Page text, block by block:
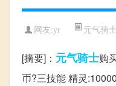
网友:yr 元气骑
[摘要]： 元气骑士购
币?三技能 精灵